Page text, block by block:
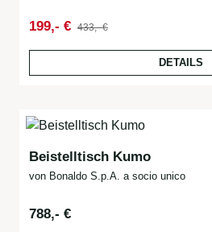
Verkaufspreis:
199,- € 433,- €
DETAILS
Beistelltisch Kumo
von Bonaldo S.p.A. a socio unico
Regulärer Preis:
788,- €